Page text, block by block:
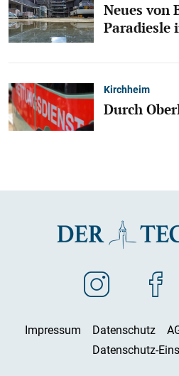
Neues von
Paradiesle
Kirchheim
Durch
Impressum Datenschutz
Datenschutz-